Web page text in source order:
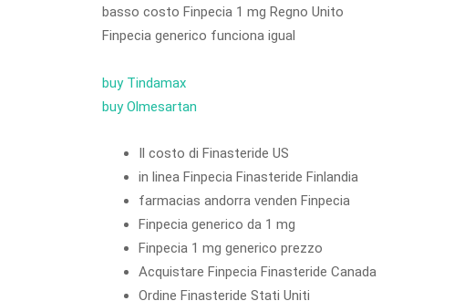
basso costo Finpecia 1 mg Regno Unito
Finpecia generico funciona igual
buy Tindamax
buy Olmesartan
Il costo di Finasteride US
in linea Finpecia Finasteride Finlandia
farmacias andorra venden Finpecia
Finpecia generico da 1 mg
Finpecia 1 mg generico prezzo
Acquistare Finpecia Finasteride Canada
Ordine Finasteride Stati Uniti